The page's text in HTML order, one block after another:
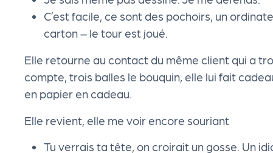
C’est facile, ce sont des pochoirs, un
carton – le tour est joué.
Elle retourne au contact du même client qui a
compte, trois balles le bouquin, elle lui fait
en papier en cadeau.
Elle revient, elle me voir encore souriant
Tu verrais ta tête, on croirait un gosse. Un
s
er
vi
c